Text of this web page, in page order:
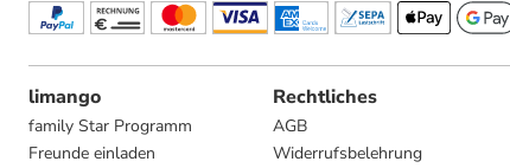
limango
family Star Programm
Freunde einladen
Rechtliches
AGB
Widerrufsbelehrung